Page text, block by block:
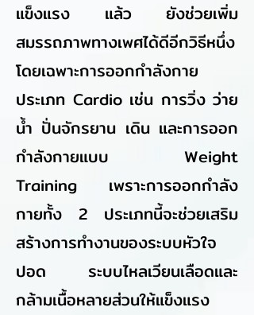
แข็งแรง แล้ว ยังช่วยเพิ่ม
สมรรถภาพทางเพศได้ดีอีกวิธีหนึ่ง
โดยเฉพาะการออกกำลังกาย
ประเภท Cardio เช่น การวิ่ง ว่าย
น้ำ ปั่นจักรยาน เดิน และการออก
กำลังกายแบบ Weight
Training เพราะการออกกำลัง
กายทั้ง 2 ประเภทนี้จะช่วยเสริม
สร้างการทำงานของระบบหัวใจ
ปอด ระบบไหลเวียนเลือดและ
กล้ามเนื้อหลายส่วนให้แข็งแรง